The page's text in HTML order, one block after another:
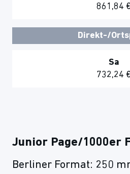
861,84 €
Direkt-/
Sa
732,24 €
Junior Page/1000er
Berliner Format: 250